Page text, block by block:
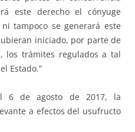
este derecho el cónyuge
tampoco se generará este
iniciado, por parte de
los trámites regulados a tal
Estado.”
6 de agosto de 2017, la
a efectos del usufructo